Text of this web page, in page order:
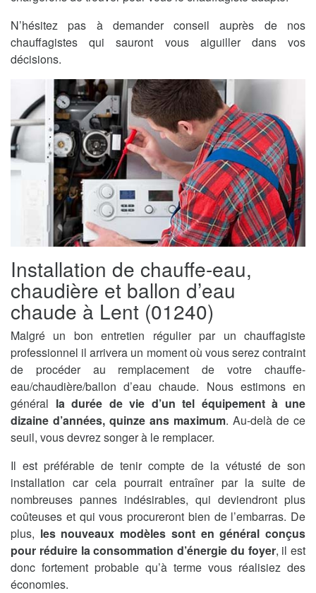
N’hésitez pas à demander conseil auprès de nos
chauffagistes qui sauront vous aiguiller dans vos
décisions.
Installation de chauffe-eau,
chaudière et ballon d’eau
chaude à Lent (01240)
Malgré un bon entretien régulier par un chauffagiste
professionnel il arrivera un moment où vous serez contraint
de procéder au remplacement de votre chauffe-
eau/chaudière/ballon d’eau chaude. Nous estimons en
général la durée de vie d’un tel équipement à une
dizaine d’années, quinze ans maximum. Au-delà de ce
seuil, vous devrez songer à le remplacer.
Il est préférable de tenir compte de la vétusté de son
installation car cela pourrait entraîner par la suite de
nombreuses pannes indésirables, qui deviendront plus
coûteuses et qui vous procureront bien de l’embarras. De
plus, les nouveaux modèles sont en général conçus
pour réduire la consommation d’énergie du foyer, il est
donc fortement probable qu’à terme vous réalisiez des
économies.